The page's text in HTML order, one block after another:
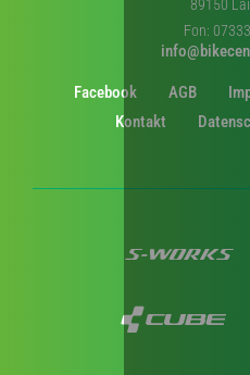
89150
Fon:
Facebook AGB
Kontakt